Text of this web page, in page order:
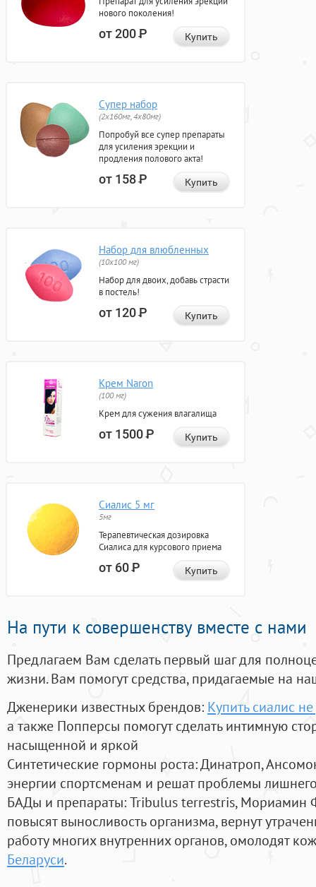
нового поколения!
от 200Р Купить
Супер набор
(2х160мг, 4х80мг)
Попробуй все супер препараты
для усиления эрекции и
продления полового акта!
от 158Р Купить
Набор для влюбленных
(10х100 мг)
Набор для двоих, добавь страсти
в постель!
от 120Р Купить
Крем Naron
(100 мг)
Крем для сужения влагалища
от 1500Р Купить
Сиалис 5 мг
5мг
Терапевтическая дозировка
Сиалиса для курсового приема
от 60Р Купить
На пути к совершенству вместе с нами
Предлагаем Вам сделать первый шаг для
жизни. Вам помогут средства, придагаемые на
Дженерики известных брендов: Купить сиалис
а также Попперсы помогут сделать интимную
насыщенной и яркой
Синтетические гормоны роста: Динатроп,
энергии спортсменам и решат проблемы
БАДы и препараты:Tribulus terrestris, Мориамин
повысят выносливость организма, вернут
работу многих внутренних органов, омолодят
Беларуси.